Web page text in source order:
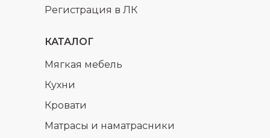
Регистрация в ЛК
КАТАЛОГ
Кухни
Мягкая мебель
Кровати
Матрасы и наматрасники